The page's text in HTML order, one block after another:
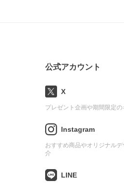
公式アカウント
X
プレゼント企画や期間限定
Instagram
おすすめ商品やオリジナル
介
LINE